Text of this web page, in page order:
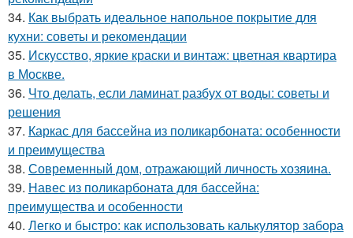
34. Как выбрать идеальное напольное покрытие для
кухни: советы и рекомендации
35. Искусство, яркие краски и винтаж: цветная квартира
в Москве.
36. Что делать, если ламинат разбух от воды: советы и
решения
37. Каркас для бассейна из поликарбоната: особенности
и преимущества
38. Современный дом, отражающий личность хозяина.
39. Навес из поликарбоната для бассейна:
преимущества и особенности
40. Легко и быстро: как использовать калькулятор забора